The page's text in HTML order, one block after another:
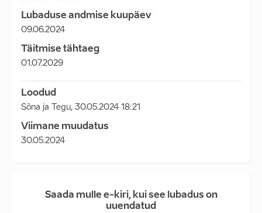
Lubaduse andmise kuupäev
09.06.2024
Täitmise tähtaeg
01.07.2029
Loodud
Sõna ja Tegu, 30.05.2024 18:21
Viimane muudatus
30.05.2024
Saada mulle e-kiri, kui see lubadus on
uuendatud